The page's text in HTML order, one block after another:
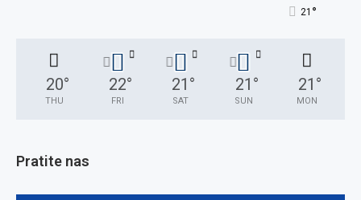
21 °
20°
THU
22°
FRI
21 °
SAT
21 °
SUN
21 °
MON
Pratite nas